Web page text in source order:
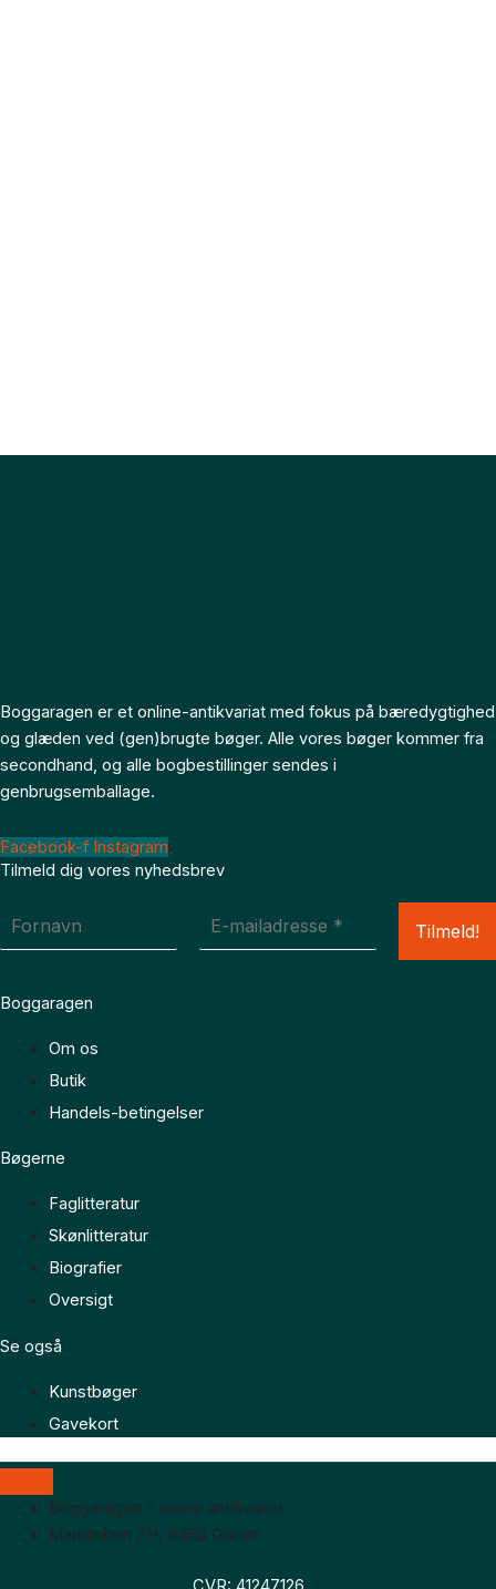
Boggaragen er et online-antikvariat med fokus på bæredygtighed
og glæden ved (gen)brugte bøger. Alle vores bøger kommer fra
secondhand, og alle bogbestillinger sendes i
genbrugsemballage.
Facebook-f Instagram
Tilmeld dig vores nyhedsbrev
Boggaragen
Om os
Butik
Handels-betingelser
Bøgerne
Faglitteratur
Skønlitteratur
Biografier
Oversigt
Se også
Kunstbøger
Gavekort
Boggaragen – online antikvariat
Marktoften 7H, 8464 Galten